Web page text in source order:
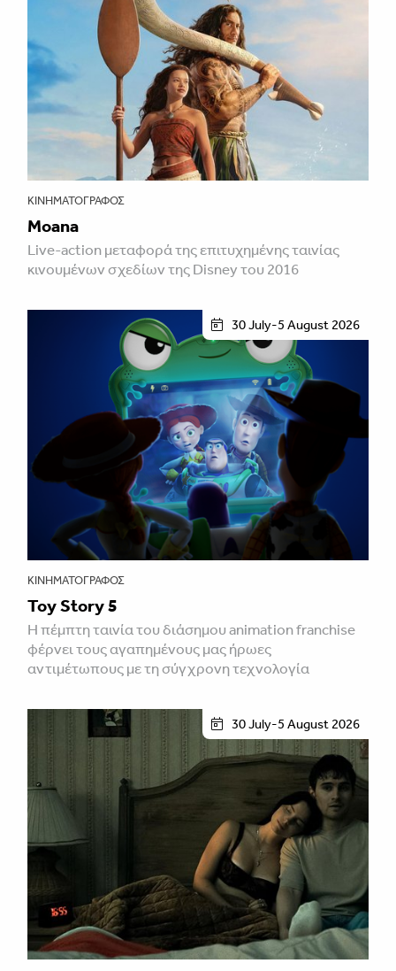
ΚΙΝΗΜΑΤΟΓΡΆΦΟΣ
Moana
Live-action μεταφορά της επιτυχημένης ταινίας
κινουμένων σχεδίων της Disney του 2016
30 July-5 August 2026
ΚΙΝΗΜΑΤΟΓΡΆΦΟΣ
Toy Story 5
H πέμπτη ταινία του διάσημου animation franchise
φέρνει τους αγαπημένους μας ήρωες
αντιμέτωπους με τη σύγχρονη τεχνολογία
30 July-5 August 2026